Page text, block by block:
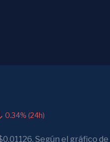
0.34% (24h)
Según el gráfico